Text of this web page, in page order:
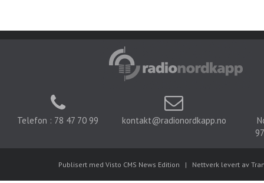
Telefon : 78 47 70 99 kontakt@radionordkapp.no
Publisert med Visto CMS News Edition | Nettverk levert av